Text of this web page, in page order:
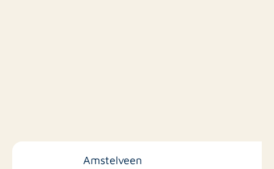
Filter op faciliteiten
Amstelveen